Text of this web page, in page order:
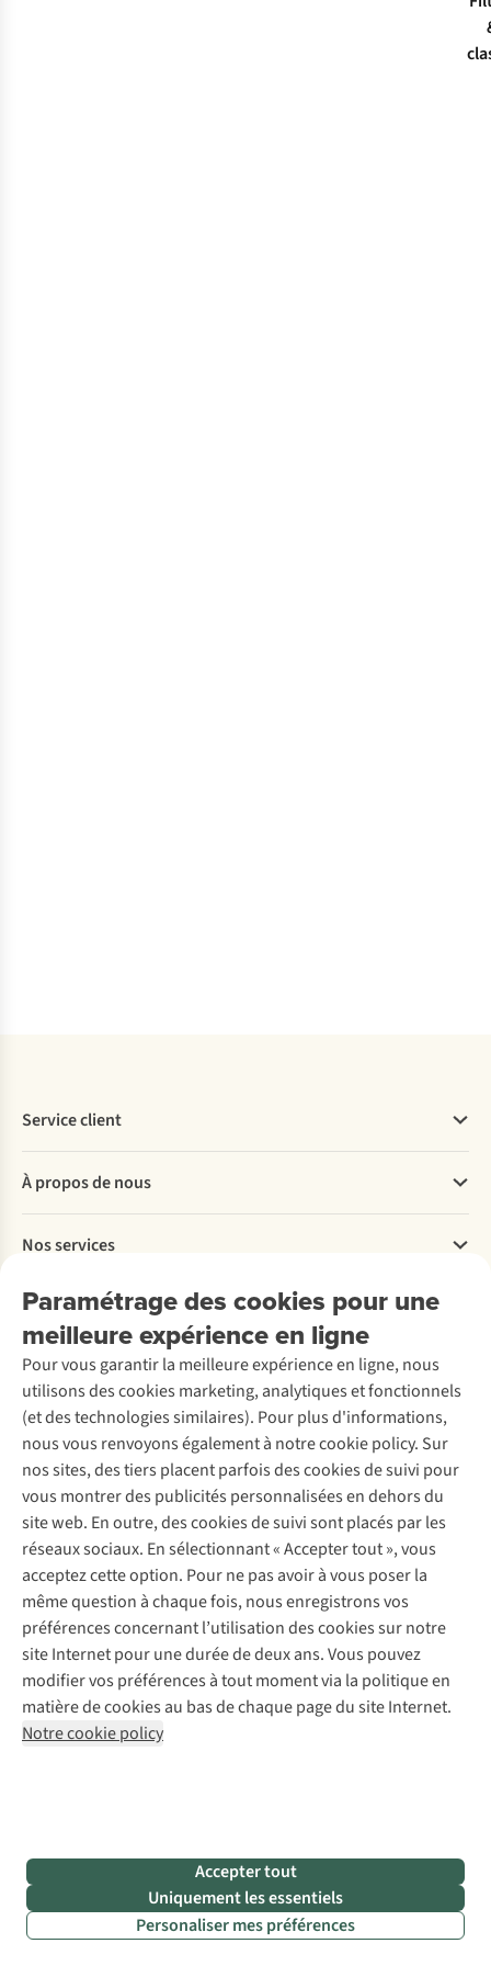
Filtrer & classer
Paramétrage des cookies pour une
meilleure expérience en ligne
Pour vous garantir la meilleure expérience en ligne, nous
utilisons des cookies marketing, analytiques et fonctionnels
(et des technologies similaires). Pour plus d'informations,
nous vous renvoyons également à notre cookie policy. Sur
nos sites, des tiers placent parfois des cookies de suivi pour
vous montrer des publicités personnalisées en dehors du
site web. En outre, des cookies de suivi sont placés par les
réseaux sociaux. En sélectionnant « Accepter tout », vous
acceptez cette option. Pour ne pas avoir à vous poser la
même question à chaque fois, nous enregistrons vos
préférences concernant l’utilisation des cookies sur notre
site Internet pour une durée de deux ans. Vous pouvez
modifier vos préférences à tout moment via la politique en
matière de cookies au bas de chaque page du site Internet.
Notre cookie policy
Accepter tout
Uniquement les essentiels
Personaliser mes préférences
Service client
Commander
Payer
Livraison
Rétractation d'une commande
Entretien & réparations
Garantie
Contactez-nous
À propos de nous
Explore More
À propos d’Ayacucho
Nos magasins
À propos d’A.S.Adventure
Déclaration d'accessibilité
Nos services
Location / Location sports d’hiver
Entretien de ski
Service de lavage
Entretien de chaussures
Réparation de chaussures
Réparation de vêtements
Retouches
Pour les entreprises
Découvrez
A.S.Magazine
Explore Camp
Gear Check
Expertise & conseils
Abonnez-vous à la newsletter
Suivez-nous
Mentions légales
Politique de confidentialité
Conditions générales
Cookie Policy
AS Adventure Luxemburg SA,